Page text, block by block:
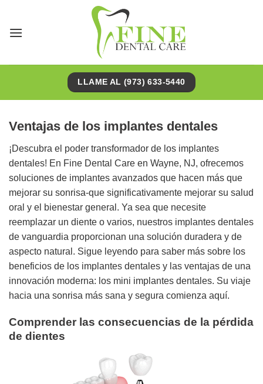
contenido
LLAME AL (973) 633-5440
Ventajas de los implantes dentales
¡Descubra el poder transformador de los implantes
dentales! En Fine Dental Care en Wayne, NJ, ofrecemos
soluciones de implantes avanzados que hacen más que
mejorar su sonrisa-que significativamente mejorar su salud
oral y el bienestar general. Ya sea que necesite
reemplazar un diente o varios, nuestros implantes dentales
de vanguardia proporcionan una solución duradera y de
aspecto natural. Sigue leyendo para saber más sobre los
beneficios de los implantes dentales y las ventajas de una
innovación moderna: los mini implantes dentales. Su viaje
hacia una sonrisa más sana y segura comienza aquí.
Comprender las consecuencias de la pérdida
de dientes